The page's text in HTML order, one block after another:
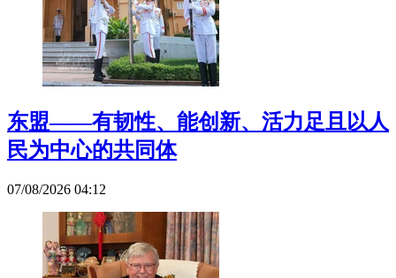
东盟——有韧性、能创新、活力足且以人
民为中心的共同体
07/08/2026 04:12